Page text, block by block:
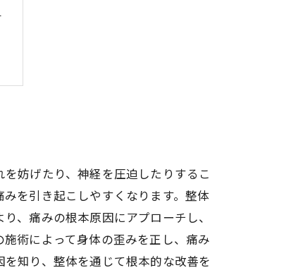
妨げたり、神経を圧迫したりするこ
を引き起こしやすくなります。整体
、痛みの根本原因にアプローチし、
術によって身体の歪みを正し、痛み
知り、整体を通じて根本的な改善を